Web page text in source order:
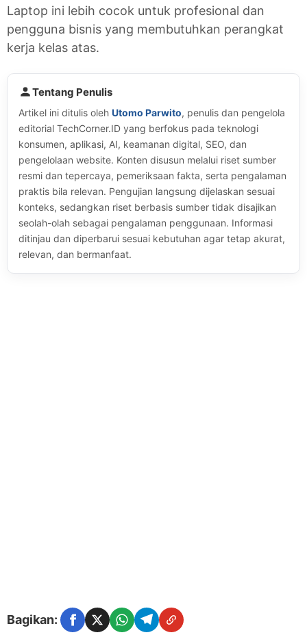
Laptop ini lebih cocok untuk profesional dan
pengguna bisnis yang membutuhkan perangkat
kerja kelas atas.
Tentang Penulis
Artikel ini ditulis oleh Utomo Parwito, penulis dan pengelola
editorial TechCorner.ID yang berfokus pada teknologi
konsumen, aplikasi, AI, keamanan digital, SEO, dan
pengelolaan website. Konten disusun melalui riset sumber
resmi dan tepercaya, pemeriksaan fakta, serta pengalaman
praktis bila relevan. Pengujian langsung dijelaskan sesuai
konteks, sedangkan riset berbasis sumber tidak disajikan
seolah-olah sebagai pengalaman penggunaan. Informasi
ditinjau dan diperbarui sesuai kebutuhan agar tetap akurat,
relevan, dan bermanfaat.
Bagikan: FacebookTwitterWhatsAppTelegramCopy Link